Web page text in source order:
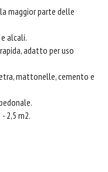
maggior parte delle
alcali.
adatto per uso
mattonelle, cemento e
2,5 m2.